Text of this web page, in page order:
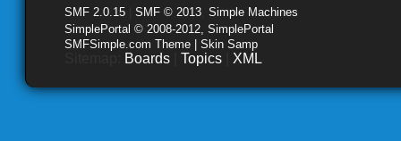
SMF 2.0.15 SMF © 2013 Simple Machines
SimplePortal © 2008-2012, SimplePortal
SMFSimple.com Theme | Skin Samp
Boards Topics XML